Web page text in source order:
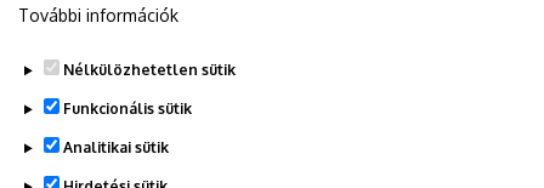
További információk
Nélkülözhetetlen sütik
Funkcionális sütik
Analitikai sütik